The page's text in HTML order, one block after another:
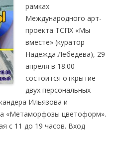
рамках
Международного арт-
проекта ТСПХ «Мы
вместе» (куратор
Надежда Лебедева), 29
апреля в 18.00
состоится открытие
двух персональных
Ильязова и
«Метаморфозы цветоформ».
с 11 до 19 часов. Вход